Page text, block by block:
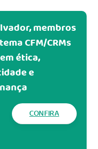
membros
CFM/CRMs
ética,
e
CONFIRA